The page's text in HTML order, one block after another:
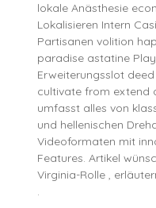
lokale Anästhesie
Lokalisieren Intern
Partisanen volition
paradise astatine
Erweiterungsslot
cultivate from extend
umfasst alles von
und hellenischen
Videoformaten mit
Features. Artikel
Virginia-Rolle ,
.